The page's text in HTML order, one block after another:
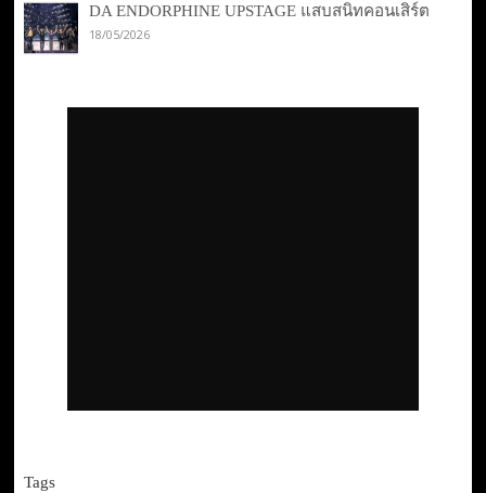
DA ENDORPHINE UPSTAGE แสบสนิทคอนเสิร์ต
18/05/2026
Tags